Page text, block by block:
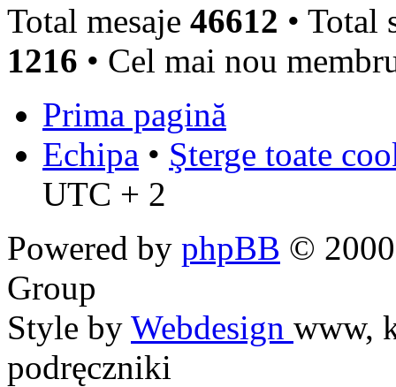
Total mesaje 46612 • Total
1216 • Cel mai nou
Prima pagină
Echipa • Şterge toate
UTC + 2
Powered by phpBB ©
Group
Style by Webdesign www,
podręczniki